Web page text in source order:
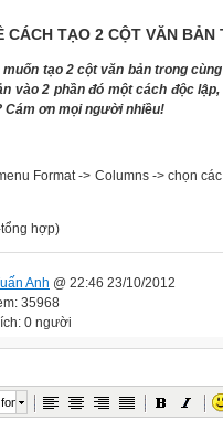
CÁCH TẠO 2 CỘT VĂN BẢN
muốn tạo 2 cột văn bản trong
vào 2 phần đó một cách độc
Cám ơn mọi người nhiều!
Format -> Columns -> chọn
hợp)
Anh @ 22:46 23/10/2012
35968
0 người